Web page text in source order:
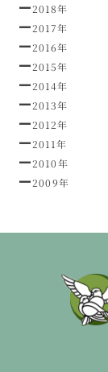
2018年
2017年
2016年
2015年
2014年
2013年
2012年
2011年
2010年
2009年